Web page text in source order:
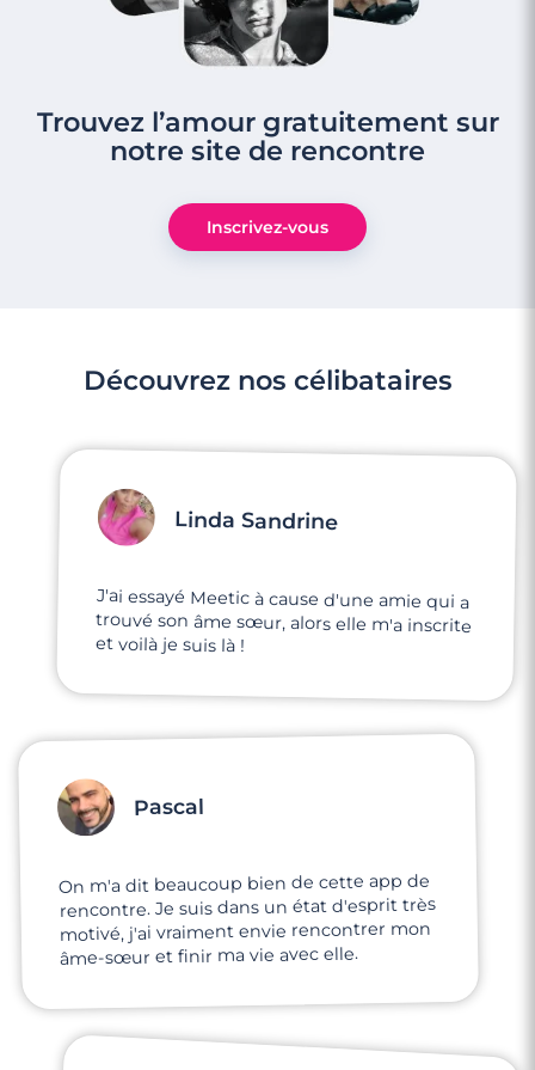
Trouvez l’amour gratuitement sur
notre site de rencontre
Inscrivez-vous
Découvrez nos célibataires
Linda Sandrine
J'ai essayé Meetic à cause d'une amie qui a
trouvé son âme sœur, alors elle m'a inscrite
et voilà je suis là !
Pascal
On m'a dit beaucoup bien de cette app de
rencontre. Je suis dans un état d'esprit très
motivé, j'ai vraiment envie rencontrer mon
âme-sœur et finir ma vie avec elle.